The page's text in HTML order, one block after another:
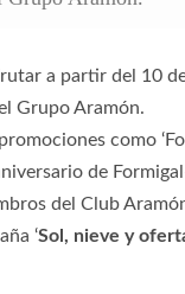
a partir del 10
Grupo Aramón.
como
de
del Club
‘Sol, nieve y